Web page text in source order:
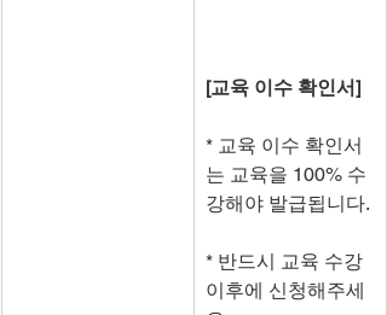
[교육 이수 확인서]
* 교육 이수 확인서
는 교육을 100% 수
강해야 발급됩니다.
* 반드시 교육 수강
이후에 신청해주세